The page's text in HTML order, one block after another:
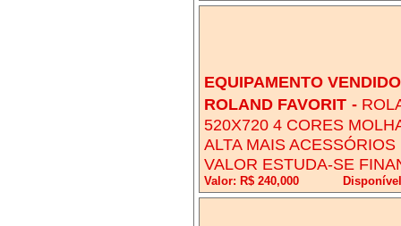
EQUIPAMENTO
ROLAND FAVORIT -
520X720 4 CORES
ALTA MAIS
VALOR ESTUDA-SE
Valor: R$ 240,000